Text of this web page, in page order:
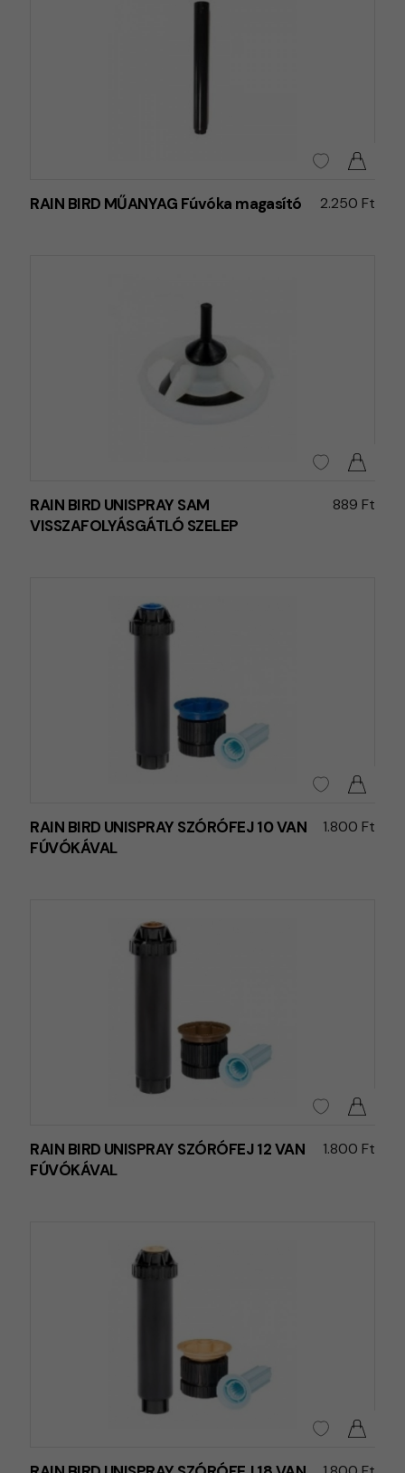
RAIN BIRD MŰANYAG Fúvóka magasító 2.250 Ft
RAIN BIRD UNISPRAY SAM
VISSZAFOLYÁSGÁTLÓ SZELEP
889 Ft
RAIN BIRD UNISPRAY SZÓRÓFEJ 10 VAN
FÚVÓKÁVAL
1.800 Ft
RAIN BIRD UNISPRAY SZÓRÓFEJ 12 VAN
FÚVÓKÁVAL
1.800 Ft